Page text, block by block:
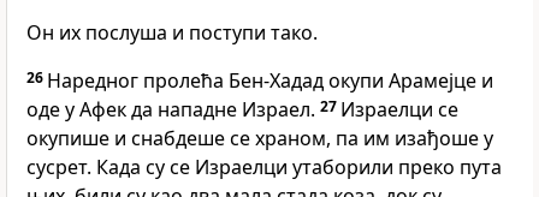
Он их послуша и поступи тако.
26 Наредног пролећа Бен-Хадад окупи Арамејце и
оде у Афек да нападне Израел. 27 Израелци се
окупише и снабдеше се храном, па им изађоше у
сусрет. Када су се Израелци утаборили преко пута